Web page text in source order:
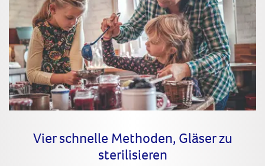
Vier schnelle Methoden, Gläser zu
sterilisieren